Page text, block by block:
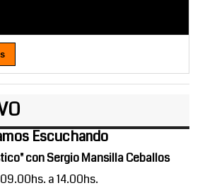
Escuchando
con Sergio Mansilla Ceballos
a 14.00hs.